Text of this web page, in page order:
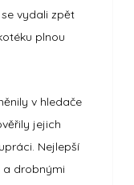
vydali zpět
plnou
v hledače
jejich
Nejlepší
drobnými